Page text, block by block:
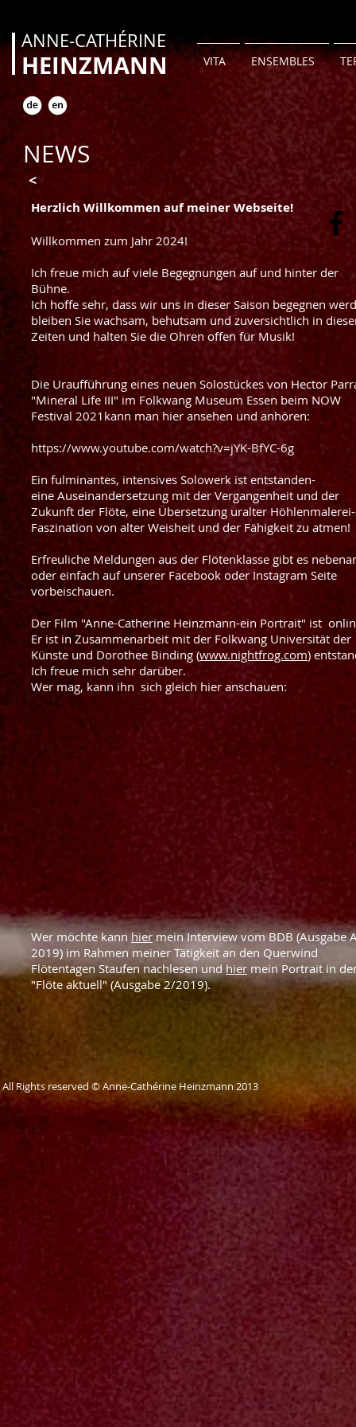
VITA ENSEMBLES
ANNE-CATHÉRINE
HEINZMANN
NEWS
<
Herzlich Willkommen auf meiner Webseite!
Willkommen zum Jahr 2024!
Ich freue mich auf viele Begegnungen auf und hinter der
Bühne.
Ich hoffe sehr, dass wir uns in dieser Saison begegnen
bleiben Sie wachsam, behutsam und zuversichtlich in
Zeiten und halten Sie die Ohren offen für Musik!
Die Uraufführung eines neuen Solostückes von Hector
"Mineral Life III" im Folkwang Museum Essen beim NOW
Festival 2021 kann man hier ansehen und anhören:
https://www.youtube.com/watch?v=jYK-BfYC-6g
Ein fulminantes, intensives Solowerk ist entstanden-
eine Auseinandersetzung mit der Vergangenheit und der
Zukunft der Flöte, eine Übersetzung uralter
Faszination von alter Weisheit und der Fähigkeit zu atmen!
Erfreuliche Meldungen aus der Flötenklasse gibt es
oder einfach auf unserer Facebook oder Instagram Seite
vorbeischauen.
Der Film "Anne-Catherine Heinzmann-ein Portrait" ist
Er ist in Zusammenarbeit mit der Folkwang Universität der
Künste und Dorothee Binding (www.nightfrog.com)
Ich freue mich sehr darüber.
Wer mag, kann ihn sich gleich hier anschauen:
Wer möchte kannhier mein Interview vom BDB (Ausgabe
2019) im Rahmen meiner Tätigkeit an den Querwind
Flötentagen Staufen nachlesen und hier mein Portrait in
"Flöte aktuell" (Ausgabe 2/2019).
All Rights reserved © Anne-Cathérine Heinzmann 2013